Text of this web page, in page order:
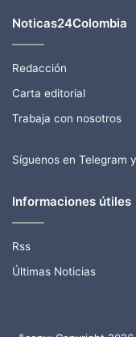
Noticas24Colombia
Redacción
Carta editorial
Trabaja con nosotros
Síguenos en Telegram
Informaciones útiles
Rss
Últimas Noticias